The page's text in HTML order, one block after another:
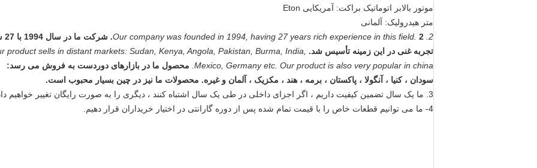
موتور بالابر اتوماتیک براکت: آمریکایی Eton
متر هیدرولیک: آلمانی
2. Our company was founded in 1994, having 27 years rich experience in this field.
2.
تجربه غنی در این زمینه تأسیس شد.
product sells in distant markets: Sudan, Kenya, Angola, Pakistan, Burma, India,
Mexico, Germany etc. Our product is also very popular in china. محصول ما در بازارهای دوردست به فروش می رسد:
سودان ، کنیا ، آنگولا ، پاکستان ، برمه ، هند ، مکزیک ، آلمان و غیره. محصولات ما نیز در چین بسیار محبوب است.
3. ما یک سال تضمین کیفیت داریم ، اگر اجزای داخلی در طی یک سال اشتباه کنند ، دیگری را به صورت رایگان تغییر خواهیم داد.
4- ما می توانیم قطعات خاص را با قیمت تمام شده پس از دوره گارانتی در اختیار خریداران قرار دهیم.